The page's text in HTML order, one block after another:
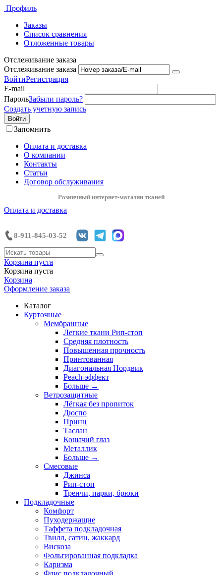
Профиль
Заказы
Список сравнения
Отложенные товары
Отслеживание заказа
Отслеживание заказа
ВойтиРегистрация
E-mail
ПарольЗабыли пароль?
Создать учетную запись
Войти
Запомнить
Оплата и доставка
О компании
Контакты
Статьи
Договор обслуживания
Розничный интернет-магазин тканей
Оплата и доставка
8-911-845-03-52
Корзина пуста
Корзина пуста
Корзина
Оформление заказа
Каталог
Курточные
Мембранные
Легкие ткани Рип-стоп
Средняя плотность
Повышенная прочность
Принтованная
Диагональная Нордвик
Peach-эффект
Больше →
Ветрозащитные
Лёгкая без пропиток
Дюспо
Принц
Таслан
Кошачий глаз
Металлик
Больше →
Смесовые
Джинса
Рип-стоп
Тренчи, парки, брюки
Подкладочные
Комфорт
Пуходержащие
Таффета подкладочная
Твилл, сатин, жаккард
Вискоза
Фольгированная подкладка
Каризма
Флис подкладочный